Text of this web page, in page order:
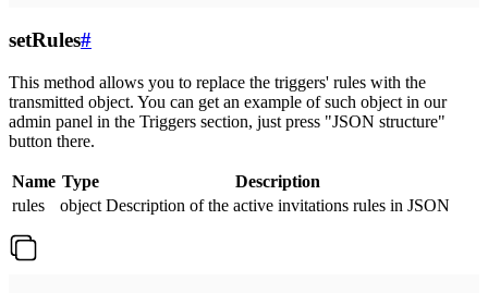
setRules#
This method allows you to replace the triggers' rules with the
transmitted object. You can get an example of such object in our
admin panel in the Triggers section, just press "JSON structure"
button there.
Name Type
Description
rules
object Description of the active invitations rules in JSON